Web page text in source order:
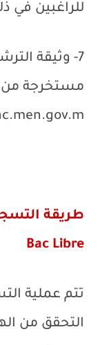
للراغبين في
7- وثيقة
مستخرجة من
طريقة
Bac Libre
التحقق من